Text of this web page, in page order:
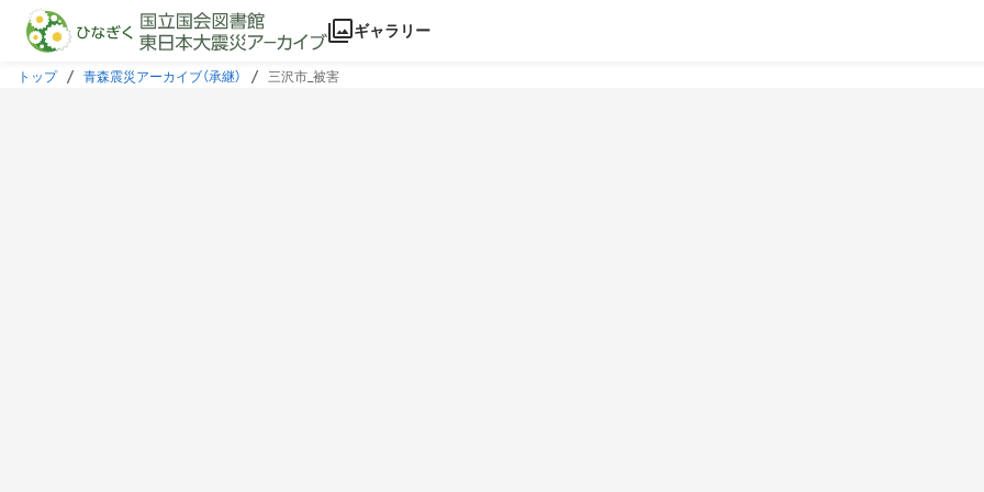
本文に飛ぶ
ギャラリー
トップ 青森震災アーカイブ（承継） 三沢市_被害